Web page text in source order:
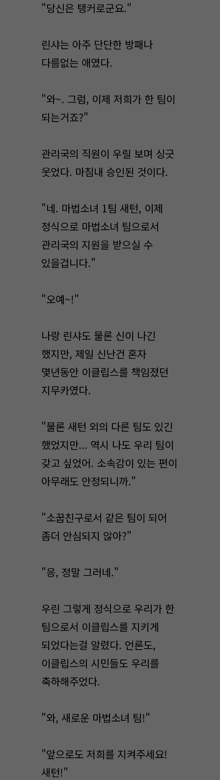
"당신은 탱커로군요."
린샤는 아주 단단한 방패나
다름없는 애였다.
"와~. 그럼, 이제 저희가 한 팀이
되는거죠?"
관리국의 직원이 우릴 보며 싱긋
웃었다. 마침내 승인된 것이다.
"네. 마법소녀 1팀 새턴, 이제
정식으로 마법소녀 팀으로서
관리국의 지원을 받으실 수
있을겁니다."
"오예~!"
나랑 린샤도 물론 신이 나긴
했지만, 제일 신난건 혼자
몇년동안 이클립스를 책임졌던
지무카였다.
"물론 새턴 외의 다른 팀도 있긴
했었지만... 역시 나도 우리 팀이
갖고 싶었어. 소속감이 있는 편이
아무래도 안정되니까."
"소꿉친구로서 같은 팀이 되어
좀더 안심되지 않아?"
"응, 정말 그러네."
우린 그렇게 정식으로 우리가 한
팀으로서 이클립스를 지키게
되었다는걸 알렸다. 언론도,
이클립스의 시민들도 우리를
축하해주었다.
"와, 새로운 마법소녀 팀!"
"앞으로도 저희를 지켜주세요!
새턴!"